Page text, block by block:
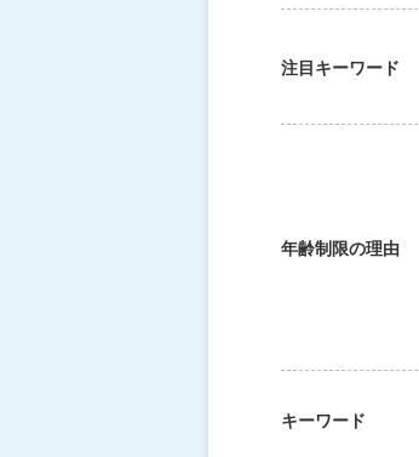
注目キーワード
年齢制限の理由
キーワード